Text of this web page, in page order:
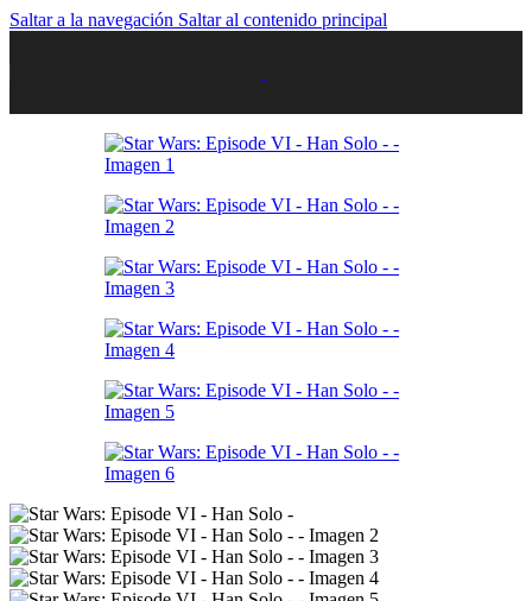
Saltar a la navegación Saltar al contenido principal